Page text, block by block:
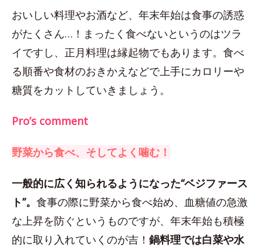
おいしい料理やお酒など、年末年始は食事の誘惑
がたくさん…！まったく食べないというのはツラ
イですし、正月料理は縁起物でもあります。食べ
る順番や食材のおきかえなどで上手にカロリーや
糖質をカットしていきましょう。
Pro’s comment
野菜から食べ、そしてよく噛む！
一般的に広く知られるようになった“ベジファース
ト”。 食事の際に野菜から食べ始め、血糖値の急激
な上昇を防ぐというものですが、年末年始も積極
的に取り入れていくのが吉！ 鍋料理では白菜や水